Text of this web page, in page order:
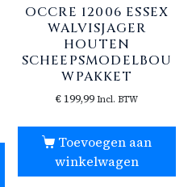
OCCRE 12006 ESSEX
WALVISJAGER
HOUTEN
SCHEEPSMODELBOU
WPAKKET
€ 199,99 Incl. BTW
Toevoegen aan
winkelwagen